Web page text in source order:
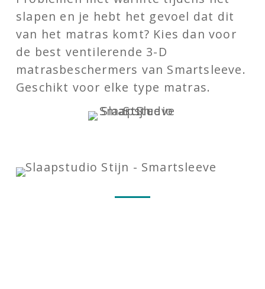
slapen en je hebt het gevoel dat dit
van het matras komt? Kies dan voor
de best ventilerende 3-D
matrasbeschermers van Smartsleeve.
Geschikt voor elke type matras.